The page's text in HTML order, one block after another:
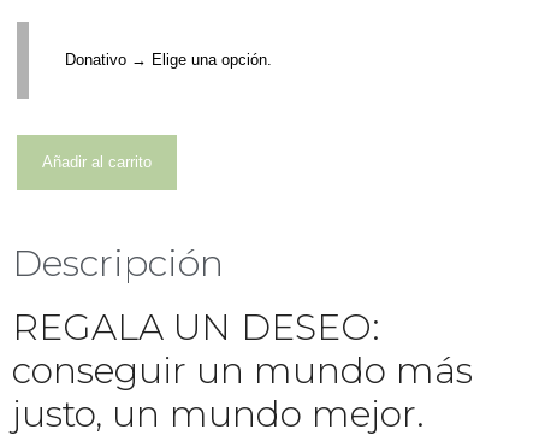
Donativo → Elige una opción.
Añadir al carrito
Descripción
REGALA UN DESEO:
conseguir un mundo más
justo, un mundo mejor.